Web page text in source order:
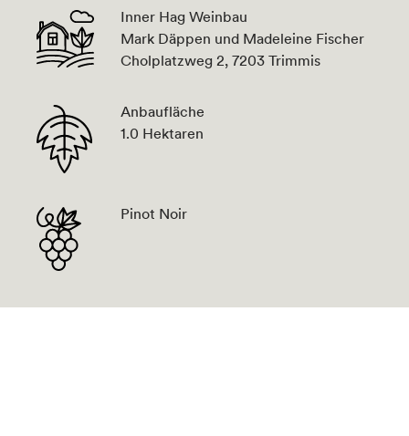
Inner Hag Weinbau
Mark Däppen und Madeleine Fischer
Cholplatzweg 2, 7203 Trimmis
Anbaufläche
1.0 Hektaren
Pinot Noir